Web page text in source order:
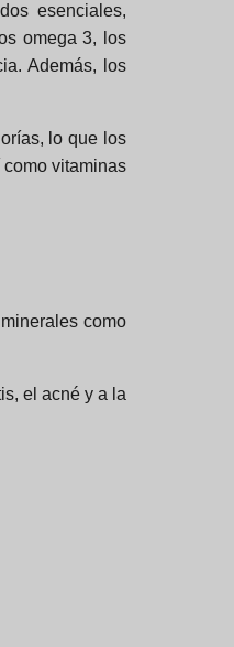
esenciales,
omega 3, los
Además, los
lo que los
vitaminas
como
el acné y a la